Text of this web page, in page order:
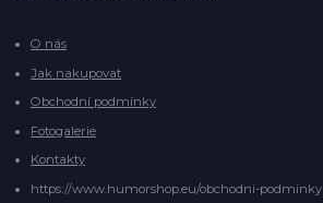
O nás
Jak nakupovat
Obchodní podmínky
Fotogalerie
Kontakty
https://www.humorshop.eu/obchodni-podminky